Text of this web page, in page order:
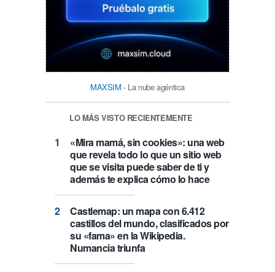
MAXSIM - La nube agéntica
LO MÁS VISTO RECIENTEMENTE
«Mira mamá, sin cookies»: una web
que revela todo lo que un sitio web
que se visita puede saber de ti y
además te explica cómo lo hace
Castlemap: un mapa con 6.412
castillos del mundo, clasificados por
su «fama» en la Wikipedia.
Numancia triunfa